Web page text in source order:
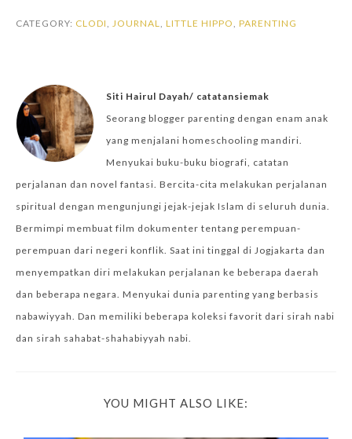
CATEGORY: CLODI, JOURNAL, LITTLE HIPPO, PARENTING
Siti Hairul Dayah/ catatansiemak
Seorang blogger parenting dengan enam anak
yang menjalani homeschooling mandiri.
Menyukai buku-buku biografi, catatan
perjalanan dan novel fantasi. Bercita-cita melakukan perjalanan
spiritual dengan mengunjungi jejak-jejak Islam di seluruh dunia.
Bermimpi membuat film dokumenter tentang perempuan-
perempuan dari negeri konflik. Saat ini tinggal di Jogjakarta dan
menyempatkan diri melakukan perjalanan ke beberapa daerah
dan beberapa negara. Menyukai dunia parenting yang berbasis
nabawiyyah. Dan memiliki beberapa koleksi favorit dari sirah nabi
dan sirah sahabat-shahabiyyah nabi.
YOU MIGHT ALSO LIKE: